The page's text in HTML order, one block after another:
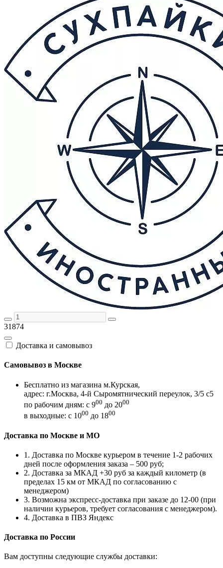
31874
Доставка и самовывоз
Самовывоз в Москве
Бесплатно из магазина м.Курская,
адрес: г.Москва, 4-й Сыромятнический переулок, 3/5 с5
по рабочим дням: с 900 до 2000
в выходные: с 1000 до 1800
Доставка по Москве и МО
1. Доставка по Москве курьером в течение 1-2 рабочих
дней после оформления заказа – 500 руб;
2. Доставка за МКАД +30 руб за каждый километр (в
пределах 15 км от МКАД по согласованию с
менеджером)
3. Возможна экспресс-доставка при заказе до 12-00 (при
наличии курьеров, требует согласования с менеджером).
4. Доставка в ПВЗ Яндекс
Доставка по России
Вам доступны следующие службы доставки: